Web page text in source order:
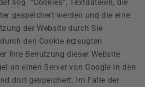
sog. “Cookies”, Textdateien, die
gespeichert werden und die eine
der Website durch Sie
den Cookie erzeugten
Ihre Benutzung dieser Website
an einen Server von Google in den
dort gespeichert. Im Falle der